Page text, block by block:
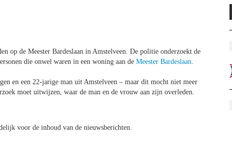
op de Meester Bardeslaan in Amstelveen. De politie onderzoekt de
die onwel waren in een woning aan de Meester Bardeslaan
en een 22-jarige man uit Amstelveen – maar dit mocht niet meer
moet uitwijzen, waar de man en de vrouw aan zijn overleden.
voor de inhoud van de nieuwsberichten.